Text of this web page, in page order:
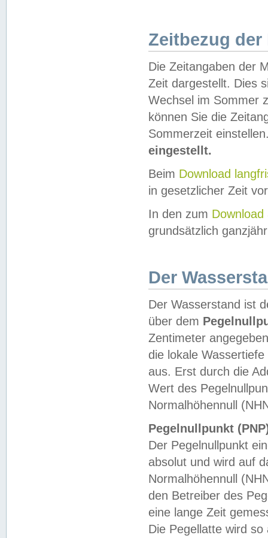
Zeitbezug der
Die Zeitangaben der
Zeit dargestellt. Dies
Wechsel im Sommer
können Sie die
Sommerzeit
eingestellt.
Beim Download
in gesetzlicher Zeit
In den zum Download
grundsätzlich
Der
Der Wasserstand ist
über dem
Zentimeter
die lokale
aus. Erst durch die
Wert des
Normalhöhennull
Pegelnullpunkt
Der Pegelnullpunkt
absolut und wird auf
Normalhöhennull
den Betreiber des
eine lange Zeit
Die Pegellatte wird